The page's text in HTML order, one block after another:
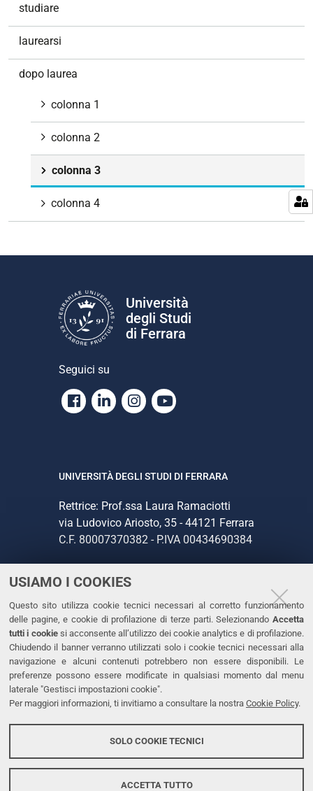
USIAMO I COOKIES
Questo sito utilizza cookie tecnici necessari al corretto funzionamento
delle pagine, e cookie di profilazione di terze parti. Selezionando Accetta
tutti i cookiesi acconsente all’utilizzo dei cookie analytics e di profilazione.
Chiudendo il banner verranno utilizzati solo i cookie tecnici necessari alla
navigazione e alcuni contenuti potrebbero non essere disponibili. Le
preferenze possono essere modificate in qualsiasi momento dal menu
laterale "Gestisci impostazioni cookie".
Per maggiori informazioni, ti invitiamo a consultare la nostra Cookie Policy.
SOLO COOKIE TECNICI
ACCETTA TUTTO
studiare
laurearsi
dopo laurea
colonna 1
colonna 2
colonna 3
colonna 4
Università
degli Studi
di Ferrara
Seguici su
Facebook
LinkedinInstagram
Youtube
UNIVERSITÀ DEGLI STUDI DI FERRARA
Rettrice: Prof.ssa Laura Ramaciotti
via Ludovico Ariosto, 35 - 44121 Ferrara
C.F. 80007370382 - P.IVA 00434690384
CONTATTI
Tel. +39 0532 293111
Fax. +39 0532 293031
PEC
LINKS
Dichiarazione di accessibilità
Protezione dati personali